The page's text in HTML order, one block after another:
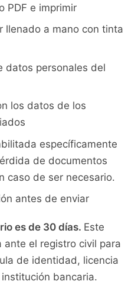
PDF e imprimir
llenado a mano con tinta
datos personales del
los datos de los
específicamente
de documentos
caso de ser necesario.
antes de enviar
es de 30 días. Este
el registro civil para
de identidad, licencia
bancaria.